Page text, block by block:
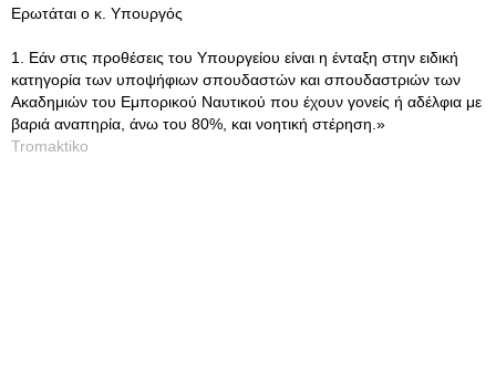
Ερωτάται ο κ. Υπουργός
1. Εάν στις προθέσεις του Υπουργείου είναι η ένταξη στην ειδική
κατηγορία των υποψήφιων σπουδαστών και σπουδαστριών των
Ακαδημιών του Εμπορικού Ναυτικού που έχουν γονείς ή αδέλφια με
βαριά αναπηρία, άνω του 80%, και νοητική στέρηση.»
Tromaktiko